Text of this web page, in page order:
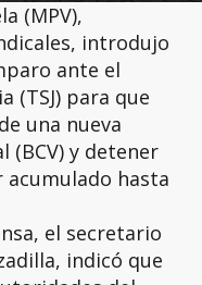
(MPV),
introdujo
ante el
(TSJ) para que
una nueva
(BCV) y detener
acumulado hasta
el secretario
indicó que